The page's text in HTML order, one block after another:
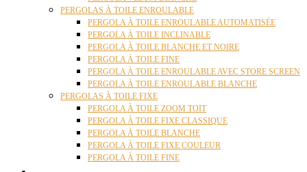
PERGOLAS À TOILE ENROULABLE
PERGOLA À TOILE ENROULABLE AUTOMATISÉE
PERGOLA À TOILE INCLINABLE
PERGOLA À TOILE BLANCHE ET NOIRE
PERGOLA À TOILE FINE
PERGOLA À TOILE ENROULABLE AVEC STORE SCREEN
PERGOLA À TOILE ENROULABLE BLANCHE
PERGOLAS À TOILE FIXE
PERGOLA À TOILE ZOOM TOIT
PERGOLA À TOILE FIXE CLASSIQUE
PERGOLA À TOILE BLANCHE
PERGOLA À TOILE FIXE COULEUR
PERGOLA À TOILE FINE